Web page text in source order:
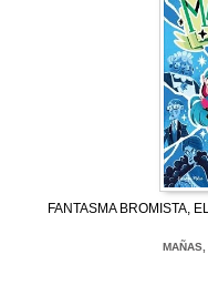
FANTASMA BROMISTA,
MAÑAS,